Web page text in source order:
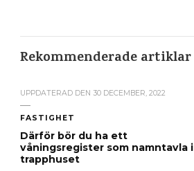
Rekommenderade artiklar
UPPDATERAD DEN 30 DECEMBER, 2022
FASTIGHET
Därför bör du ha ett
våningsregister som namntavla i
trapphuset